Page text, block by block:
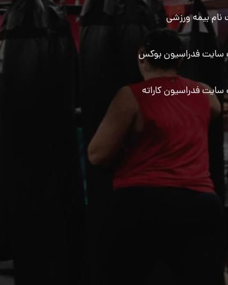
نام بیمه ورزشی
فدراسیون بوکس
فدراسیون کاراته